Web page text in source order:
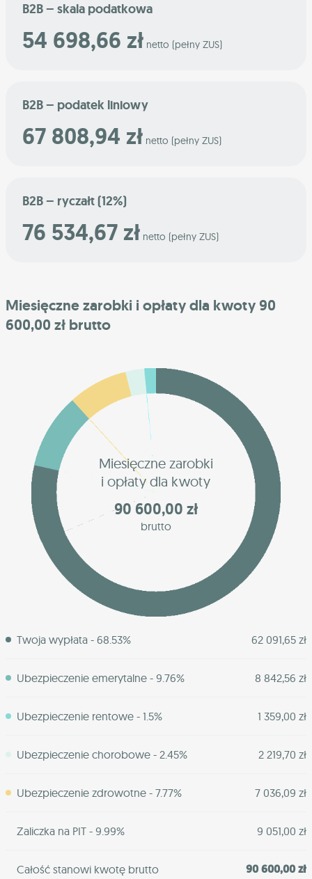
B2B – skala podatkowa
54 698,66 zł netto (pełny ZUS)
B2B – podatek liniowy
67 808,94 zł netto (pełny ZUS)
B2B – ryczałt (12%)
76 534,67 zł netto (pełny ZUS)
Miesięczne zarobki i opłaty dla kwoty 90
600,00 zł brutto
Miesięczne zarobki
i opłaty dla kwoty
90 600,00 zł
brutto
Twoja wypłata - 68.53% 62 091,65 zł
Ubezpieczenie emerytalne - 9.76% 8 842,56 zł
Ubezpieczenie rentowe - 1.5% 1 359,00 zł
Ubezpieczenie chorobowe - 2.45% 2 219,70 zł
Ubezpieczenie zdrowotne - 7.77% 7 036,09 zł
Zaliczka na PIT - 9.99% 9 051,00 zł
Całość stanowi kwotę brutto 90 600,00 zł